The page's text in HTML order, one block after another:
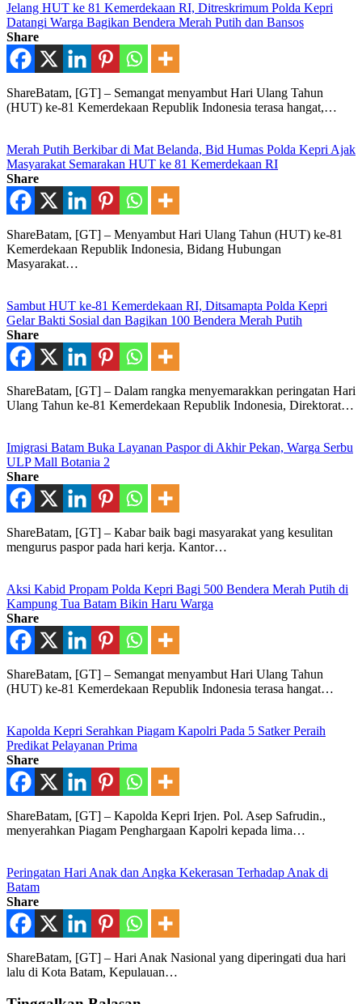
Jelang HUT ke 81 Kemerdekaan RI, Ditreskrimum Polda Kepri
Datangi Warga Bagikan Bendera Merah Putih dan Bansos
Share
ShareBatam, [GT] – Semangat menyambut Hari Ulang Tahun
(HUT) ke-81 Kemerdekaan Republik Indonesia terasa hangat,…
Merah Putih Berkibar di Mat Belanda, Bid Humas Polda Kepri Ajak
Masyarakat Semarakan HUT ke 81 Kemerdekaan RI
Share
ShareBatam, [GT] – Menyambut Hari Ulang Tahun (HUT) ke-81
Kemerdekaan Republik Indonesia, Bidang Hubungan
Masyarakat…
Sambut HUT ke-81 Kemerdekaan RI, Ditsamapta Polda Kepri
Gelar Bakti Sosial dan Bagikan 100 Bendera Merah Putih
Share
ShareBatam, [GT] – Dalam rangka menyemarakkan peringatan Hari
Ulang Tahun ke-81 Kemerdekaan Republik Indonesia, Direktorat…
Imigrasi Batam Buka Layanan Paspor di Akhir Pekan, Warga Serbu
ULP Mall Botania 2
Share
ShareBatam, [GT] – Kabar baik bagi masyarakat yang kesulitan
mengurus paspor pada hari kerja. Kantor…
Aksi Kabid Propam Polda Kepri Bagi 500 Bendera Merah Putih di
Kampung Tua Batam Bikin Haru Warga
Share
ShareBatam, [GT] – Semangat menyambut Hari Ulang Tahun
(HUT) ke-81 Kemerdekaan Republik Indonesia terasa hangat…
Kapolda Kepri Serahkan Piagam Kapolri Pada 5 Satker Peraih
Predikat Pelayanan Prima
Share
ShareBatam, [GT] – Kapolda Kepri Irjen. Pol. Asep Safrudin.,
menyerahkan Piagam Penghargaan Kapolri kepada lima…
Peringatan Hari Anak dan Angka Kekerasan Terhadap Anak di
Batam
Share
ShareBatam, [GT] – Hari Anak Nasional yang diperingati dua hari
lalu di Kota Batam, Kepulauan…